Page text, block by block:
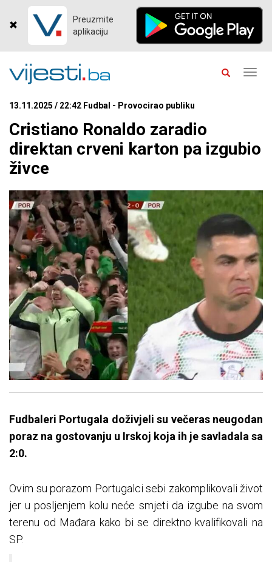
Preuzmite
aplikaciju
13.11.2025 / 22:42 Fudbal - Provocirao publiku
Cristiano Ronaldo zaradio
direktan crveni karton pa izgubio
živce
Fudbaleri Portugala doživjeli su večeras neugodan
poraz na gostovanju u Irskoj koja ih je savladala sa
2:0.
Ovim su porazom Portugalci sebi zakomplikovali život
jer u posljenjem kolu neće smjeti da izgube na svom
terenu od Mađara kako bi se direktno kvalifikovali na
SP.